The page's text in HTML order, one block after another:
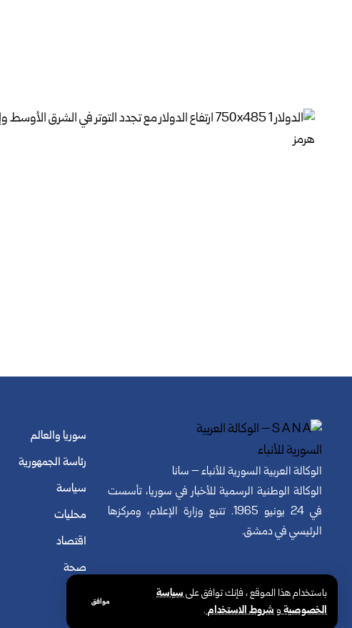
باستخدام هذا الموقع ، فإنك توافق علىسياسة
الخصوصيةوشروط الاستخدام.
موافق
الوكالة العربية السورية للأنباء – سانا
الوكالة الوطنية الرسمية للأخبار في سوريا، تأسست
في 24 يونيو 1965. تتبع وزارة الإعلام، ومركزها
الرئيسي في دمشق.
سوريا والعالم
رئاسة الجمهورية
سياسة
محليات
اقتصاد
صحة